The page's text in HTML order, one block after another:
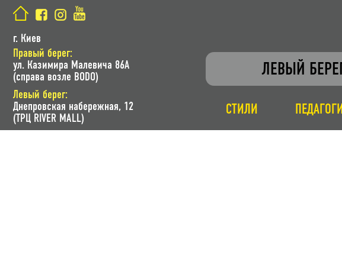
г. Киев
Правый берег:
ул. Казимира Малевича 86A
(справа возле BODO)
Левый берег:
Днепровская набережная, 12
(ТРЦ RIVER MALL)
ЛЕВЫЙ БЕРЕГ
СТИЛИ ПЕДАГОГИ